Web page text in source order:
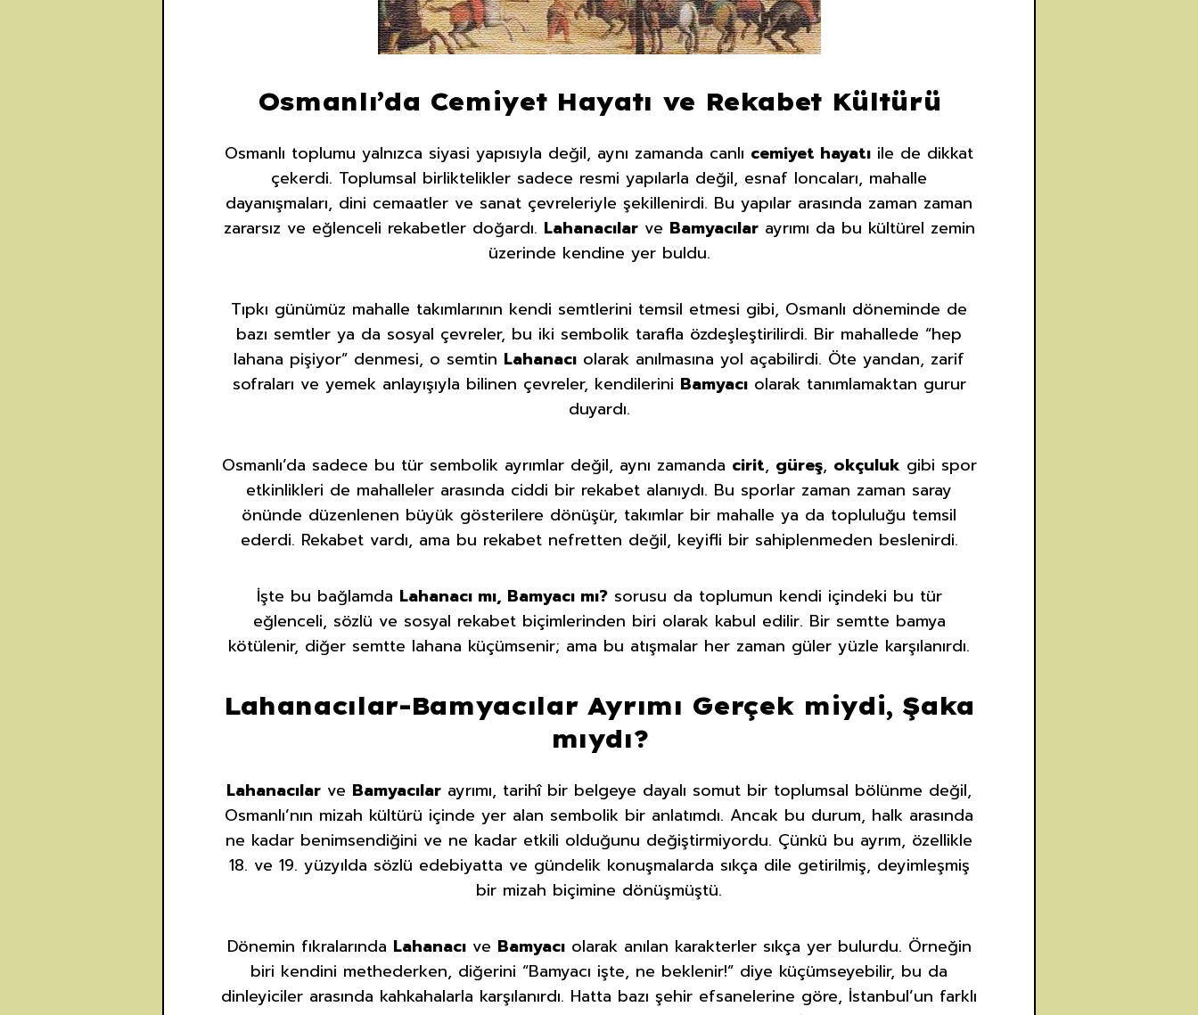
Osmanlı’da Cemiyet Hayatı ve Rekabet Kültürü
Osmanlı toplumu yalnızca siyasi yapısıyla değil, aynı zamanda canlı cemiyet hayatı ile de dikkat
çekerdi. Toplumsal birliktelikler sadece resmi yapılarla değil, esnaf loncaları, mahalle
dayanışmaları, dini cemaatler ve sanat çevreleriyle şekillenirdi. Bu yapılar arasında zaman zaman
zararsız ve eğlenceli rekabetler doğardı. Lahanacılarve Bamyacılarayrımı da bu kültürel zemin
üzerinde kendine yer buldu.
Tıpkı günümüz mahalle takımlarının kendi semtlerini temsil etmesi gibi, Osmanlı döneminde de
bazı semtler ya da sosyal çevreler, bu iki sembolik tarafla özdeşleştirilirdi. Bir mahallede “hep
lahana pişiyor” denmesi, o semtin Lahanacı olarak anılmasına yol açabilirdi. Öte yandan, zarif
sofraları ve yemek anlayışıyla bilinen çevreler, kendilerini Bamyacıolarak tanımlamaktan gurur
duyardı.
Osmanlı’da sadece bu tür sembolik ayrımlar değil, aynı zamanda cirit, güreş, okçuluk gibi spor
etkinlikleri de mahalleler arasında ciddi bir rekabet alanıydı. Bu sporlar zaman zaman saray
önünde düzenlenen büyük gösterilere dönüşür, takımlar bir mahalle ya da topluluğu temsil
ederdi. Rekabet vardı, ama bu rekabet nefretten değil, keyifli bir sahiplenmeden beslenirdi.
İşte bu bağlamda Lahanacı mı, Bamyacı mı?sorusu da toplumun kendi içindeki bu tür
eğlenceli, sözlü ve sosyal rekabet biçimlerinden biri olarak kabul edilir. Bir semtte bamya
kötülenir, diğer semtte lahana küçümsenir; ama bu atışmalar her zaman güler yüzle karşılanırdı.
Lahanacılar-Bamyacılar Ayrımı Gerçek miydi, Şaka
mıydı?
Lahanacılar ve Bamyacılar ayrımı, tarihî bir belgeye dayalı somut bir toplumsal bölünme değil,
Osmanlı’nın mizah kültürü içinde yer alan sembolik bir anlatımdı. Ancak bu durum, halk arasında
ne kadar benimsendiğini ve ne kadar etkili olduğunu değiştirmiyordu. Çünkü bu ayrım, özellikle
18. ve 19. yüzyılda sözlü edebiyatta ve gündelik konuşmalarda sıkça dile getirilmiş, deyimleşmiş
bir mizah biçimine dönüşmüştü.
Dönemin fıkralarında Lahanacıve Bamyacıolarak anılan karakterler sıkça yer bulurdu. Örneğin
biri kendini methederken, diğerini “Bamyacı işte, ne beklenir!” diye küçümseyebilir, bu da
dinleyiciler arasında kahkahalarla karşılanırdı. Hatta bazı şehir efsanelerine göre, İstanbul’un farklı